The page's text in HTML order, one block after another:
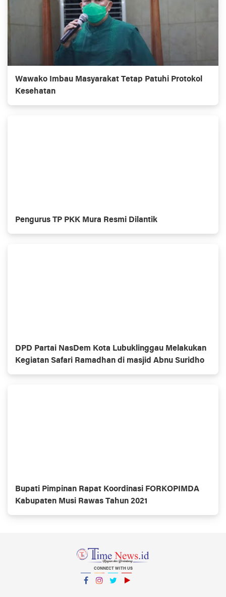
Wawako Imbau Masyarakat Tetap Patuhi Protokol
Kesehatan
Pengurus TP PKK Mura Resmi Dilantik
DPD Partai NasDem Kota Lubuklinggau Melakukan
Kegiatan Safari Ramadhan di masjid Abnu Suridho
Bupati Pimpinan Rapat Koordinasi FORKOPIMDA
Kabupaten Musi Rawas Tahun 2021
CONNECT WITH US